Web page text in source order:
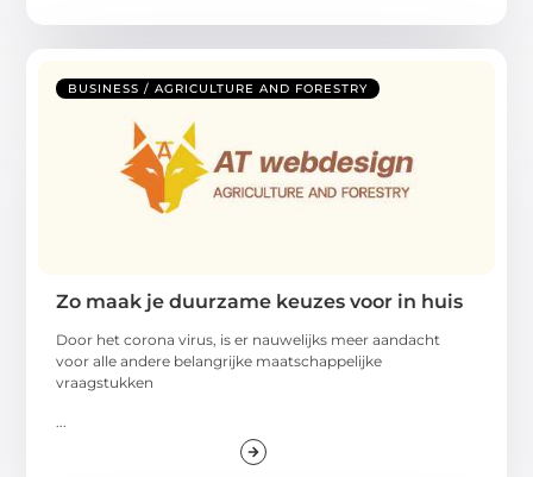
BUSINESS / AGRICULTURE AND FORESTRY
Zo maak je duurzame keuzes voor in huis
Door het corona virus, is er nauwelijks meer aandacht
voor alle andere belangrijke maatschappelijke
vraagstukken